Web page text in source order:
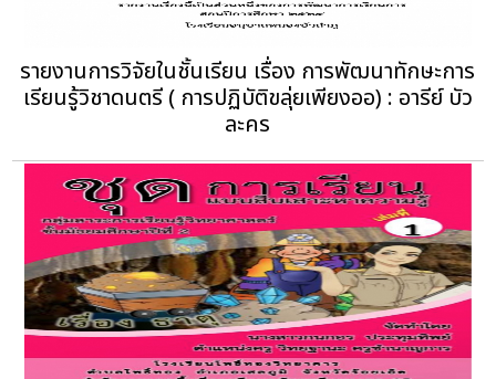
รายงานการวิจัยในชั้นเรียน เรื่อง การพัฒนาทักษะการ
เรียนรู้วิชาดนตรี ( การปฏิบัติขลุ่ยเพียงออ) : อารีย์ บัว
ละคร